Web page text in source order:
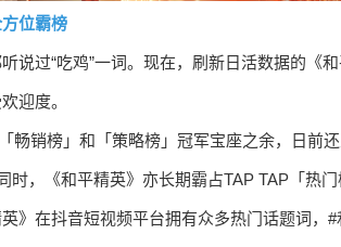
位霸榜
说过“吃鸡”一词。现在，刷新日活数据的《
迎度。
畅销榜」和「策略榜」冠军宝座之余，日前
时，《和平精英》亦长期霸占TAP TAP「热
》在抖音短视频平台拥有众多热门话题词，